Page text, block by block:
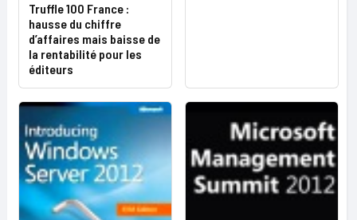
Truffle 100 France :
hausse du chiffre
d’affaires mais baisse de
la rentabilité pour les
éditeurs